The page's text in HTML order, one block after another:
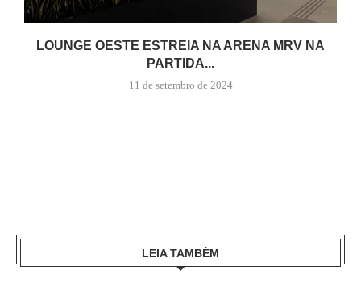
LOUNGE OESTE ESTREIA NA ARENA MRV NA
PARTIDA...
11 de setembro de 2024
LEIA TAMBÉM